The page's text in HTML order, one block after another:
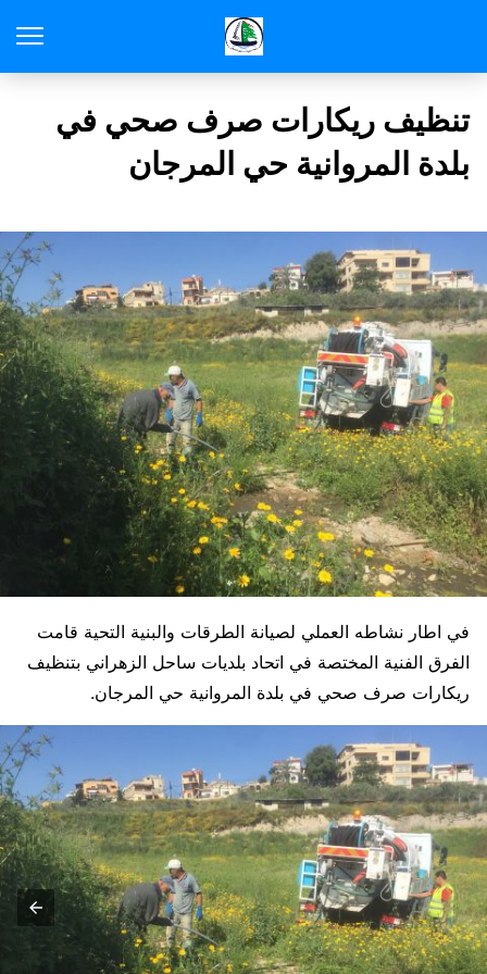
تنظيف ريكارات صرف صحي في
بلدة المروانية حي المرجان
في اطار نشاطه العملي لصيانة الطرقات والبنية التحية قامت
الفرق الفنية المختصة في اتحاد بلديات ساحل الزهراني بتنظيف
ريكارات صرف صحي في بلدة المروانية حي المرجان.